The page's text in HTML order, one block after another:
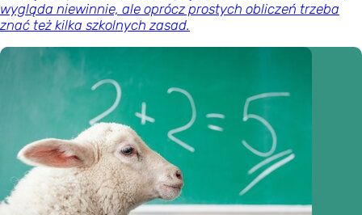
wygląda niewinnie, ale oprócz prostych obliczeń trzeba
znać też kilka szkolnych zasad.